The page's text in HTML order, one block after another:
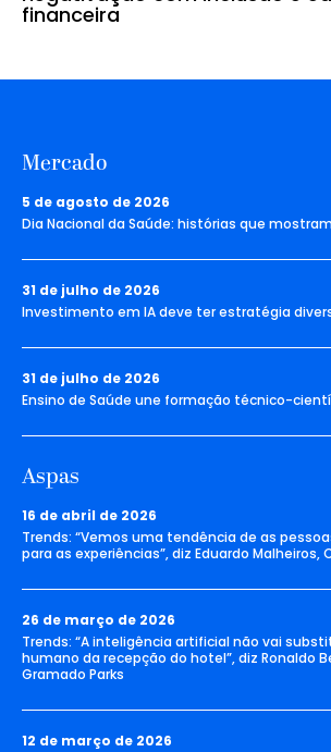
financeira
Mercado
5 de agosto de 2026
Dia Nacional da Saúde: histórias que
31 de julho de 2026
Investimento em IA deve ter estratégia
31 de julho de 2026
Ensino de Saúde une formação técnico-
Aspas
16 de abril de 2026
Trends: “Vemos uma tendência de as
para as experiências”, diz Eduardo Malheiros,
26 de março de 2026
Trends: “A inteligência artificial não vai
humano da recepção do hotel”, diz Ronaldo
Gramado Parks
12 de março de 2026